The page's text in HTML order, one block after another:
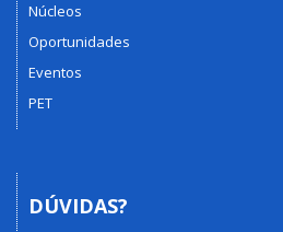
Núcleos
Oportunidades
Eventos
PET
DÚVIDAS?